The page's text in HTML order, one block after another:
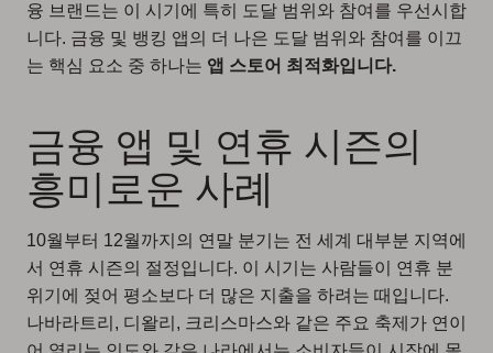
융 브랜드는 이 시기에 특히
도달 범위와 참여를 우선시합
니다. 금융 및 뱅킹 앱의 더 나은 도달 범위와 참여를 이끄
는 핵심 요소 중 하나는 앱 스토어 최적화입니다.
금융 앱 및 연휴 시즌의
흥미로운 사례
10월부터 12월까지의 연말 분기는 전 세계 대부분 지역에
서 연휴 시즌의 절정입니다. 이 시기는 사람들이 연휴 분
위기에 젖어 평소보다 더 많은 지출을 하려는 때입니다.
나바라트리, 디왈리, 크리스마스와 같은 주요 축제가 연이